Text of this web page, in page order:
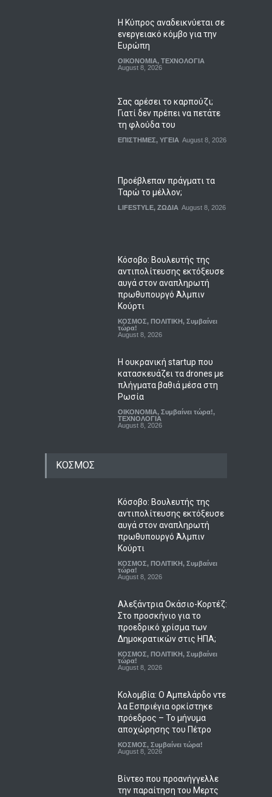
Η Κύπρος αναδεικνύεται σε
ενεργειακό κόμβο για την
Ευρώπη
ΟΙΚΟΝΟΜΙΑ, ΤΕΧΝΟΛΟΓΙΑ
August 8, 2026
Σας αρέσει το καρπούζι;
Γιατί δεν πρέπει να πετάτε
τη φλούδα του
ΕΠΙΣΤΗΜΕΣ, ΥΓΕΙΑ August 8, 2026
Προέβλεπαν πράγματι τα
Ταρώ το μέλλον;
LIFESTYLE, ΖΩΔΙΑ August 8, 2026
Κόσοβο: Βουλευτής της
αντιπολίτευσης εκτόξευσε
αυγά στον αναπληρωτή
πρωθυπουργό Άλμπιν
Κούρτι
ΚΟΣΜΟΣ, ΠΟΛΙΤΙΚΗ, Συμβαίνει
τώρα!
August 8, 2026
Η ουκρανική startup που
κατασκευάζει τα drones με
πλήγματα βαθιά μέσα στη
Ρωσία
ΟΙΚΟΝΟΜΙΑ, Συμβαίνει τώρα!,
ΤΕΧΝΟΛΟΓΙΑ
August 8, 2026
ΚΟΣΜΟΣ
Κόσοβο: Βουλευτής της
αντιπολίτευσης εκτόξευσε
αυγά στον αναπληρωτή
πρωθυπουργό Άλμπιν
Κούρτι
ΚΟΣΜΟΣ, ΠΟΛΙΤΙΚΗ, Συμβαίνει
τώρα!
August 8, 2026
Αλεξάντρια Οκάσιο-Κορτέζ:
Στο προσκήνιο για το
προεδρικό χρίσμα των
Δημοκρατικών στις ΗΠΑ;
ΚΟΣΜΟΣ, ΠΟΛΙΤΙΚΗ, Συμβαίνει
τώρα!
August 8, 2026
Κολομβία: Ο Αμπελάρδο ντε
λα Εσπριέγια ορκίστηκε
πρόεδρος – Το μήνυμα
αποχώρησης του Πέτρο
ΚΟΣΜΟΣ, Συμβαίνει τώρα!
August 8, 2026
Βίντεο που προανήγγελλε
την παραίτηση του Μερτς